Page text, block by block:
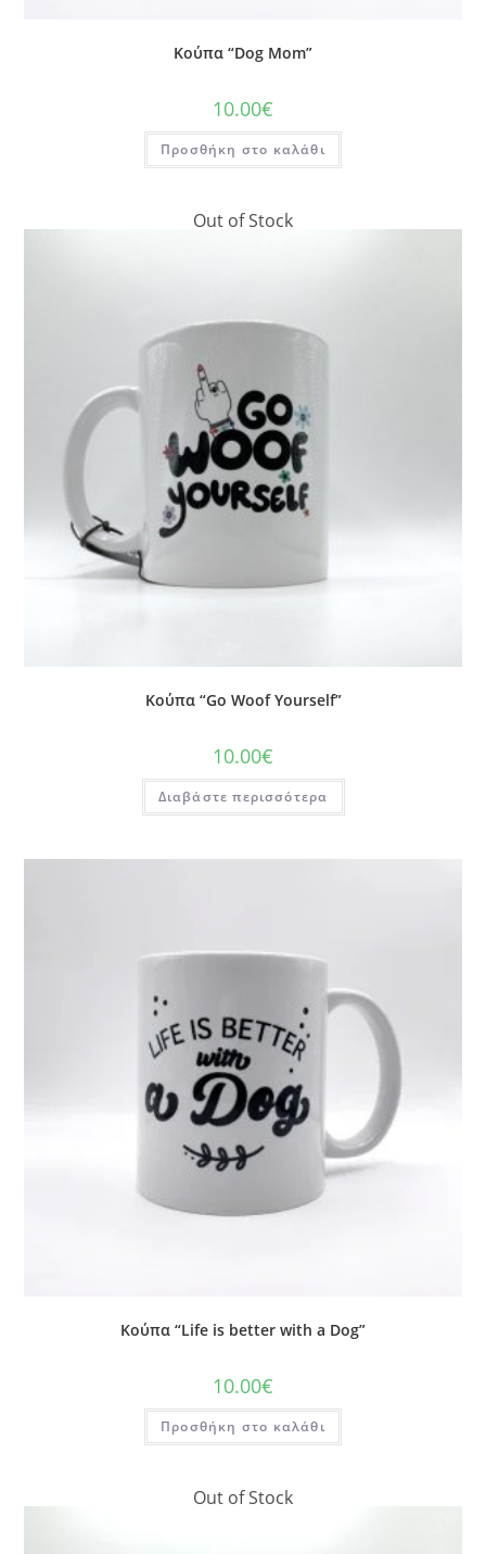
Κούπα “Dog Mom”
10.00€
Προσθήκη στο καλάθι
Out of Stock
Κούπα “Go Woof Yourself”
10.00€
Διαβάστε περισσότερα
Κούπα “Life is better with a Dog”
10.00€
Προσθήκη στο καλάθι
Out of Stock